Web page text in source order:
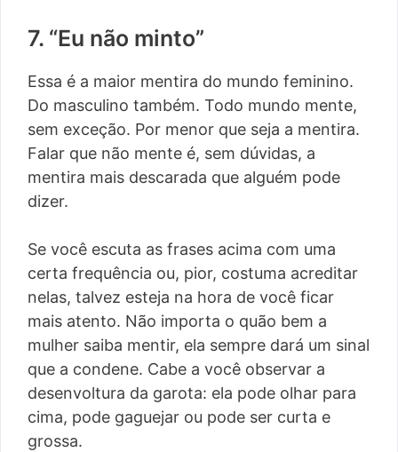
7. “Eu não minto”
Essa é a maior mentira do mundo feminino.
Do masculino também. Todo mundo mente,
sem exceção. Por menor que seja a mentira.
Falar que não mente é, sem dúvidas, a
mentira mais descarada que alguém pode
dizer.
Se você escuta as frases acima com uma
certa frequência ou, pior, costuma acreditar
nelas, talvez esteja na hora de você ficar
mais atento. Não importa o quão bem a
mulher saiba mentir, ela sempre dará um sinal
que a condene. Cabe a você observar a
desenvoltura da garota: ela pode olhar para
cima, pode gaguejar ou pode ser curta e
grossa.